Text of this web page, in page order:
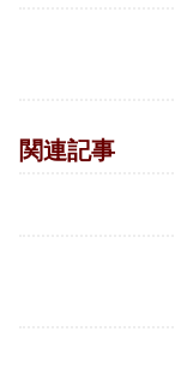
関連記事